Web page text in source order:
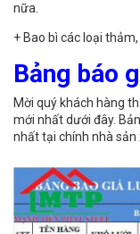
nữa.
+ Bao bì các loại
Bảng báo
Mời quý khách hàng
mới nhất dưới đây.
nhất tại chính nhà sản